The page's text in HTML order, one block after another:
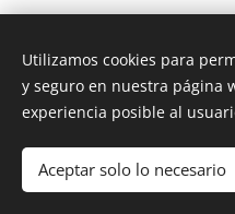
Latín y Roma © Todos
Aviso legal y
Utilizamos cookies para
y seguro en nuestra página
experiencia posible al
Aceptar solo lo necesario